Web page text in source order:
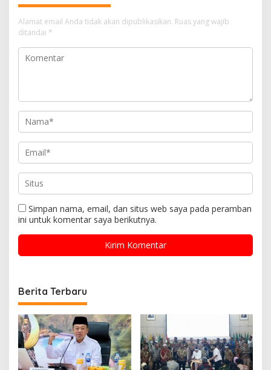
Alamat email Anda tidak akan dipublikasikan. Ruas yang wajib
ditandai *
Simpan nama, email, dan situs web saya pada peramban
ini untuk komentar saya berikutnya.
Berita Terbaru